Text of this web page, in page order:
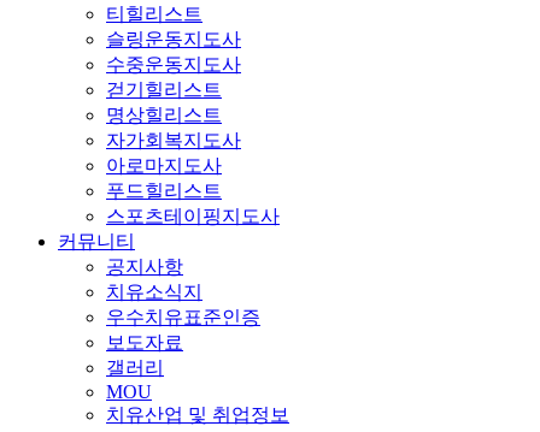
티힐리스트
슬링운동지도사
수중운동지도사
걷기힐리스트
명상힐리스트
자가회복지도사
아로마지도사
푸드힐리스트
스포츠테이핑지도사
커뮤니티
공지사항
치유소식지
우수치유표준인증
보도자료
갤러리
MOU
치유산업 및 취업정보